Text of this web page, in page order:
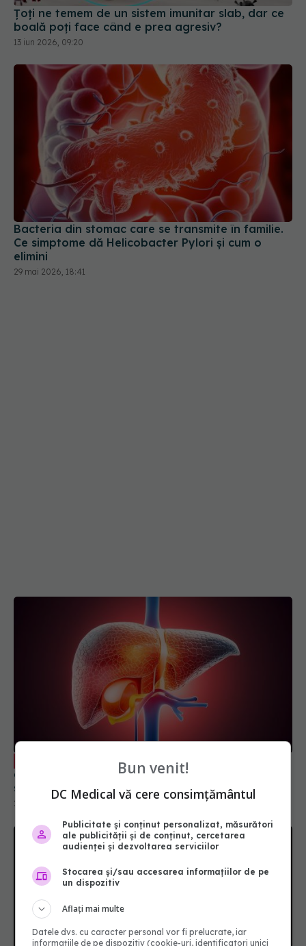
Țoți ne temem de un sistem imunitar slab, dar ce
boală poți face când e prea agresiv?
13 iun 2026, 09:20
Bacteria din stomac care se transmite în familie.
Ce simptome dă Helicobacter Pylori și cum o
elimini
29 mai 2026, 18:41
devină periculos? Analizele simple care îți
salvează sănătatea
21 iun 2026, 17:05
Bun venit!
DC Medical vă cere consimțământul
Publicitate și conținut personalizat, măsurători
ale publicității și de conținut, cercetarea
audienței și dezvoltarea serviciilor
Stocarea și/sau accesarea informațiilor de pe
un dispozitiv
Aflați mai multe
Datele dvs. cu caracter personal vor fi prelucrate, iar
informațiile de pe dispozitiv (cookie-uri, identificatori unici